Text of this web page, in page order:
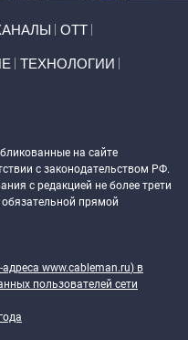
ОТТ
ТЕХНОЛОГИИ
на сайте
с законодательством РФ.
с редакцией не более трети
прямой
www.cableman.ru) в
пользователей сети